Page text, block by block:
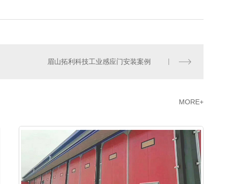
眉山拓利科技工业感应门安装案例
MORE+